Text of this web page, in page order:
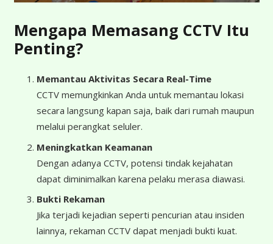
Mengapa Memasang CCTV Itu
Penting?
Memantau Aktivitas Secara Real-Time
CCTV memungkinkan Anda untuk memantau lokasi
secara langsung kapan saja, baik dari rumah maupun
melalui perangkat seluler.
Meningkatkan Keamanan
Dengan adanya CCTV, potensi tindak kejahatan
dapat diminimalkan karena pelaku merasa diawasi.
Bukti Rekaman
Jika terjadi kejadian seperti pencurian atau insiden
lainnya, rekaman CCTV dapat menjadi bukti kuat.